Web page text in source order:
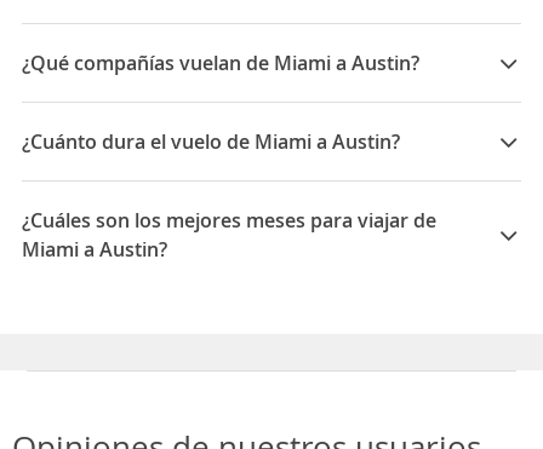
¿Qué compañías vuelan de Miami a Austin?
Las compañías que vuelan de Miami a Austin son:
American Airlines, Delta, United Airlines
¿Cuánto dura el vuelo de Miami a Austin?
La duración media para viajar entre Miami y Austin es
02:57
¿Cuáles son los mejores meses para viajar de
Miami a Austin?